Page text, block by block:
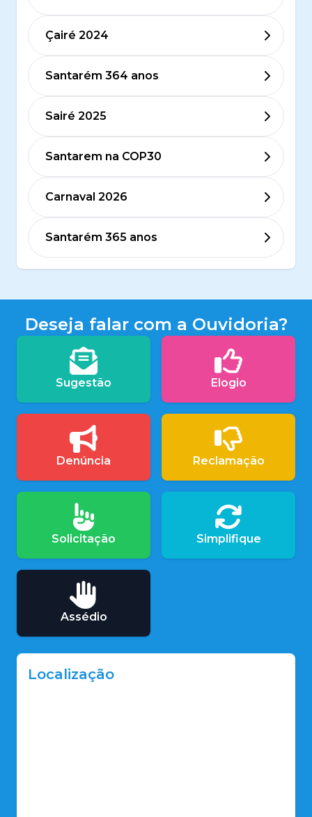
Çairé 2024
Santarém 364 anos
Sairé 2025
Santarem na COP30
Carnaval 2026
Santarém 365 anos
Deseja falar com a Ouvidoria?
Sugestão Elogio
Denúncia Reclamação
Solicitação Simplifique
Assédio
Localização